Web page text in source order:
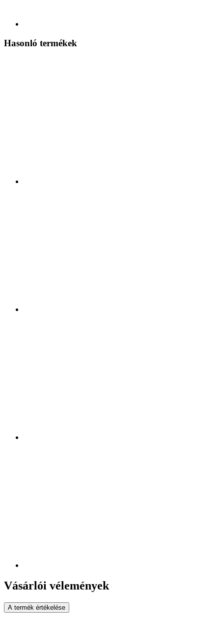
Hasonló termékek
Vásárlói vélemények
A termék értékelése